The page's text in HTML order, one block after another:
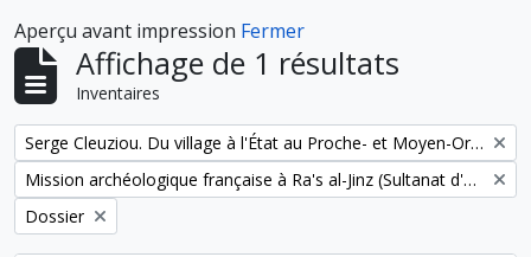
Aperçu avant impression Fermer
Affichage de 1 résultats
Inventaires
Remove filter:
Serge Cleuziou. Du village à l'État au Proche- et Moyen-Orient
Remove filter:
Mission archéologique française à Ra's al-Jinz (Sultanat d'Oman)
Remove filter:
Dossier